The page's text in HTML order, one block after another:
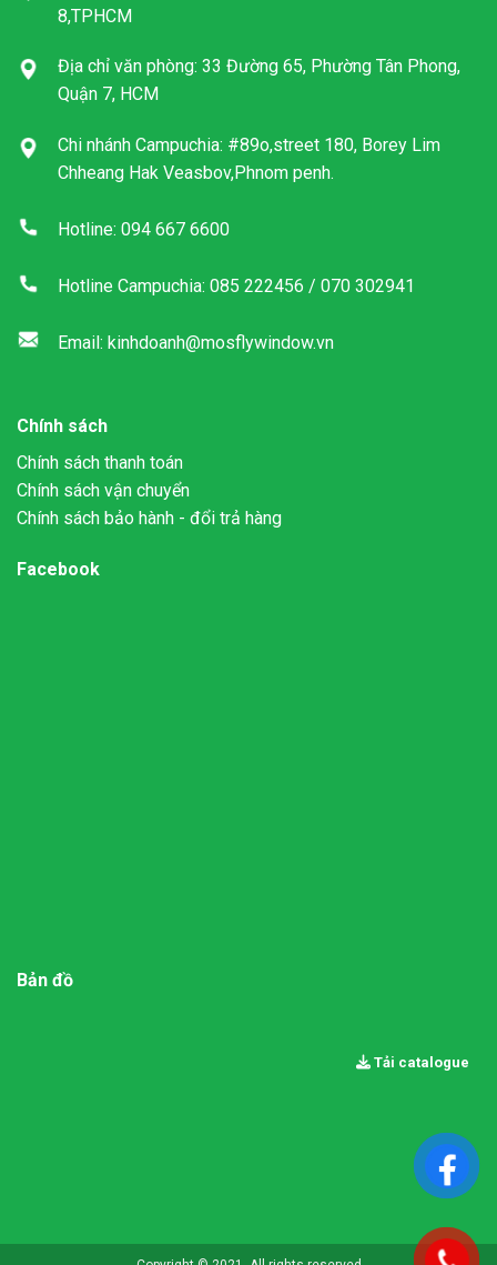
Tải catalogue
8,TPHCM
Địa chỉ văn phòng: 33 Đường 65, Phường Tân Phong,
Quận 7, HCM
Chi nhánh Campuchia: #89o,street 180, Borey Lim
Chheang Hak Veasbov,Phnom penh.
Hotline: 094 667 6600
Hotline Campuchia: 085 222456 / 070 302941
Email: kinhdoanh@mosflywindow.vn
Chính sách
Chính sách thanh toán
Chính sách vận chuyển
Chính sách bảo hành - đổi trả hàng
Facebook
Bản đồ